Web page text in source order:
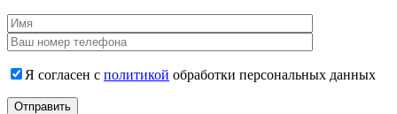
Я согласен с политикой обработки персональных данных